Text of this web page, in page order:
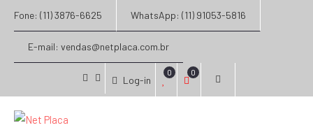
Fone: (11) 3876-6625 WhatsApp: (11) 91053-5816
E-mail: vendas@netplaca.com.br
facebook
instagram
Log-in
0 0